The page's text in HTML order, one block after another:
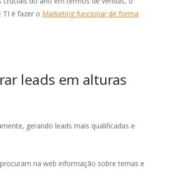
TI é fazer o Marketing funcionar de forma
leads em alturas
gerando leads mais qualificadas e
na web informação sobre temas e